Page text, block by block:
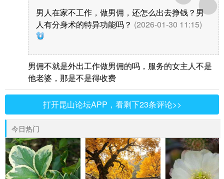
男人在家不工作，做男佣，还怎么出去挣钱？男
人有分身术的特异功能吗？ (2026-01-30 11:15)
男佣不就是外出工作做男佣的吗，服务的女主人不是
他老婆，那是不是得收费
打开昆山论坛APP，看剩下23条评论>>
今日热门